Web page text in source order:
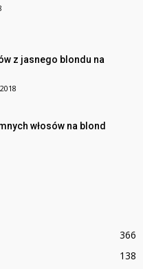
z jasnego blondu na
włosów na blond
366
138